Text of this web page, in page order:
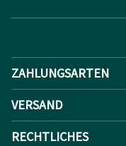
ZAHLUNGSARTEN
VERSAND
RECHTLICHES